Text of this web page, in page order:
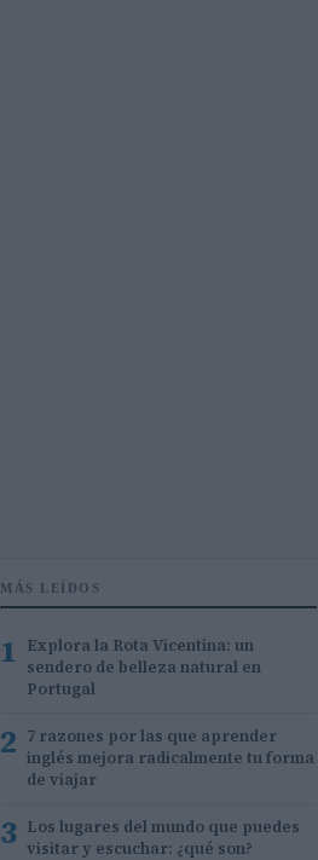
MÁS LEÍDOS
1 Explora la Rota Vicentina: un
sendero de belleza natural en
Portugal
2 7 razones por las que aprender
inglés mejora radicalmente tu forma
de viajar
3 Los lugares del mundo que puedes
visitar y escuchar: ¿qué son?